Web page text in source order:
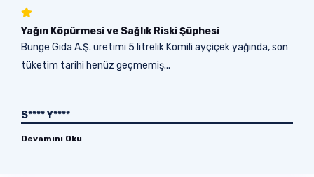
Yağın Köpürmesi ve Sağlık Riski Şüphesi
Bunge Gıda A.Ş. üretimi 5 litrelik Komili ayçiçek yağında, son
tüketim tarihi henüz geçmemiş...
S**** Y****
Devamını Oku